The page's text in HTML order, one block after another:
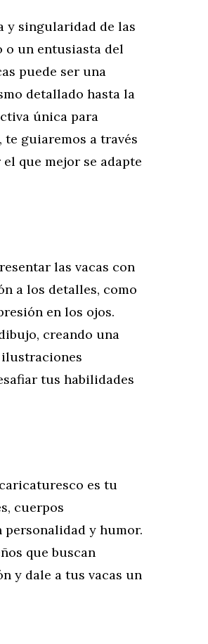
y singularidad de las
o un entusiasta del
puede ser una
detallado hasta la
única para
guiaremos a través
que mejor se adapte
las vacas con
a los detalles, como
en los ojos.
creando una
ilustraciones
tus habilidades
es tu
cuerpos
personalidad y humor.
que buscan
y dale a tus vacas un